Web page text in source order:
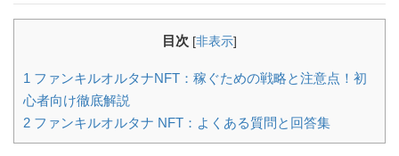
目次 [非表示]
1 ファンキルオルタナNFT：稼ぐための戦略と注意点！初
心者向け徹底解説
2 ファンキルオルタナ NFT：よくある質問と回答集